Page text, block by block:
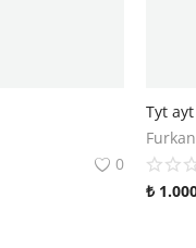
0
Tyt
₺